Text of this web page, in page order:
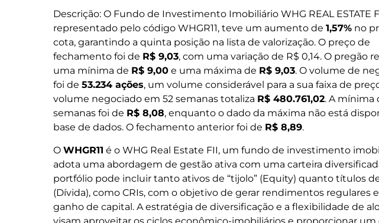
Descrição: O Fundo de Investimento Imobiliário WHG REAL ESTATE
representado pelo código WHGR11, teve um aumento de 1,57% no
cota, garantindo a quinta posição na lista de valorização. O preço de
fechamento foi de R$ 9,03, com uma variação de R$ 0,14. O pregão
uma mínima de R$ 9,00 e uma máxima de R$ 9,03. O volume de
foi de 53.234 ações, um volume considerável para a sua faixa de
volume negociado em 52 semanas totaliza R$ 480.761,02. A mínima
semanas foi de R$ 8,08, enquanto o dado da máxima não está
base de dados. O fechamento anterior foi de R$ 8,89.
O WHGR11 é o WHG Real Estate FII, um fundo de investimento
adota uma abordagem de gestão ativa com uma carteira
portfólio pode incluir tanto ativos de “tijolo” (Equity) quanto títulos
(Dívida), como CRIs, com o objetivo de gerar rendimentos regulares
ganho de capital. A estratégia de diversificação e a flexibilidade de